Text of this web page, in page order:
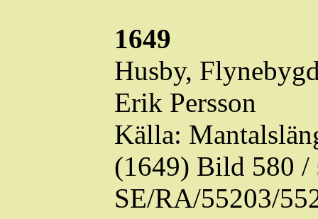
1649
Husby,
Erik Persson
Källa:
(1649) Bild 580
SE/RA/55203/